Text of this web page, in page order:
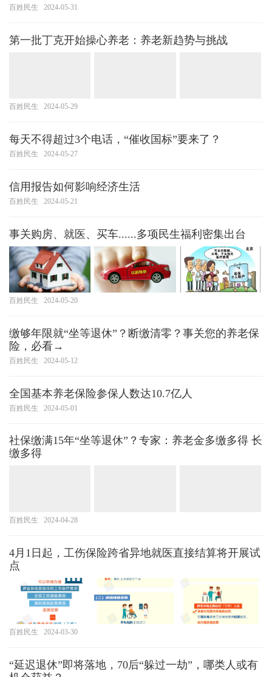
百姓民生 2024-05-31
第一批丁克开始操心养老：养老新趋势与挑战
百姓民生 2024-05-29
每天不得超过3个电话，“催收国标”要来了？
百姓民生 2024-05-27
信用报告如何影响经济生活
百姓民生 2024-05-21
事关购房、就医、买车......多项民生福利密集出台
百姓民生 2024-05-20
缴够年限就“坐等退休”？断缴清零？事关您的养老保
险，必看→
百姓民生 2024-05-12
全国基本养老保险参保人数达10.7亿人
百姓民生 2024-05-01
社保缴满15年“坐等退休”？专家：养老金多缴多得 长
缴多得
百姓民生 2024-04-28
4月1日起，工伤保险跨省异地就医直接结算将开展试
点
百姓民生 2024-03-30
“延迟退休”即将落地，70后“躲过一劫”，哪类人或有